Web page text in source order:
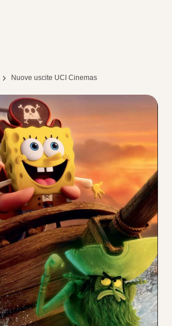
Nuove uscite UCI Cinemas